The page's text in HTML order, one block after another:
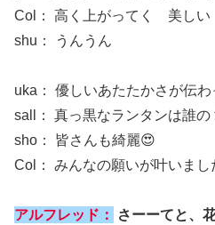
Col： 高く上がってく 美しい
shu： うんうん
uka： 優しいあたたかさが伝
sall： 真っ黒なランタンは誰の
sho： 皆さんも綺麗😍
Col： みんなの願いが叶いま
アルフレッド：
さーーてと、